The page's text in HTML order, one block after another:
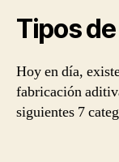
Tipos
Hoy en día,
fabricación
siguientes 7